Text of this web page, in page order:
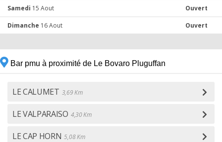
Samedi 15 Aout Ouvert
Dimanche 16 Aout Ouvert
Bar pmu à proximité de Le Bovaro Pluguffan
LE CALUMET 3,69 Km
LE VALPARAISO 4,30 Km
LE CAP HORN 5,08 Km